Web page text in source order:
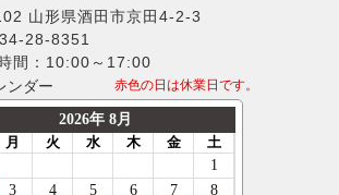
山形県酒田市京田4-2-3
28-8351
間：10:00～17:00
ンダー
赤色の日は休業日です。